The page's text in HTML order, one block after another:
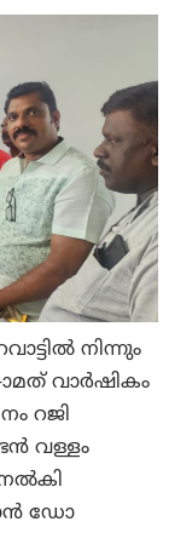
നിന്നും
വാർഷികം
റജി
വള്ളം
നല്‍കി
ഡോ